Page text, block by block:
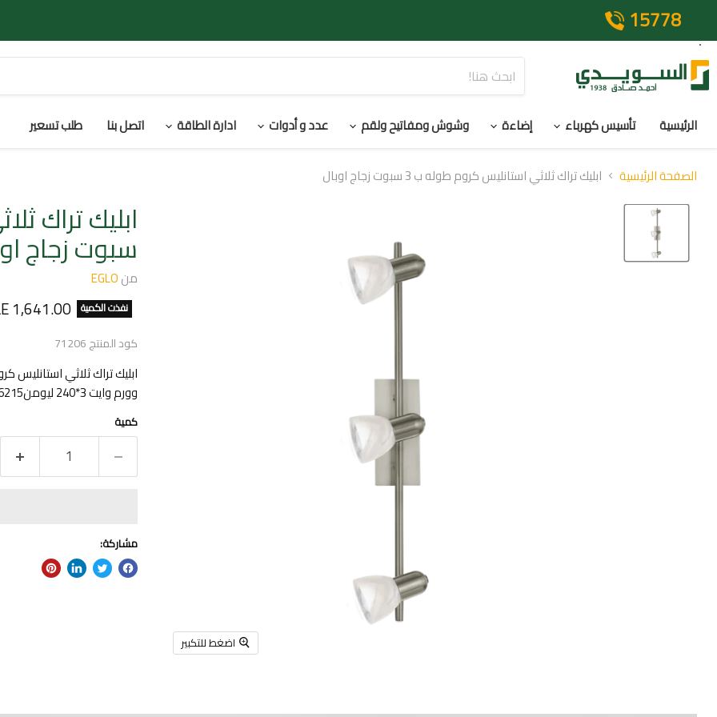
15778
الرئيسية تأسيس كهرباء إضاءة وشوش ومفاتيح ولقم عدد و أدوات ادارة الطاقة اتصل بنا طلب تسعير
الصفحة الرئيسية ابليك تراك ثلاثي استانليس كروم طوله ب 3 سبوت زجاج اوبال
اضغط للتكبير
سبوت زجاج
منEGLO
نفذت الكمية السعر
1,641.00
كود المنتج71206
وورم وايت 3*240 ليومن86215
كمية
مشاركة: